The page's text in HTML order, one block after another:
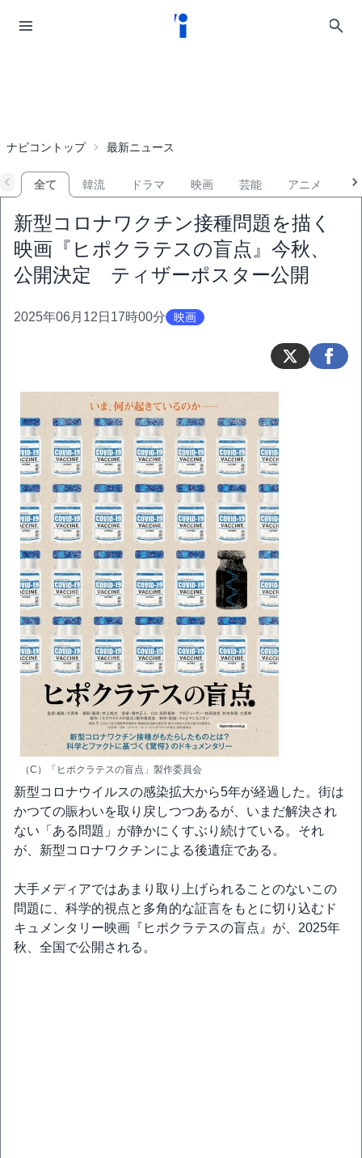
ナビコントップ 最新ニュース
全て 韓流 ドラマ 映画 芸能 アニメ
新型コロナワクチン接種問題を描く
映画『ヒポクラテスの盲点』今秋、
公開決定 ティザーポスター公開
2025年06月12日17時00分 映画
（C）「ヒポクラテスの盲点」製作委員会
新型コロナウイルスの感染拡大から5年が経過した。街は
かつての賑わいを取り戻しつつあるが、いまだ解決され
ない「ある問題」が静かにくすぶり続けている。それ
が、新型コロナワクチンによる後遺症である。
大手メディアではあまり取り上げられることのないこの
問題に、科学的視点と多角的な証言をもとに切り込むド
キュメンタリー映画『ヒポクラテスの盲点』が、2025年
秋、全国で公開される。